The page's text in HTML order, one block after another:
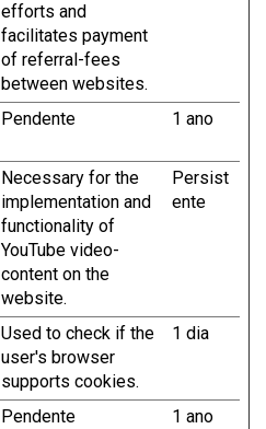
efforts and
facilitates payment
of referral-fees
between websites.
Pendente 1 ano
Necessary for the
implementation and
functionality of
YouTube video-
content on the
website.
Persist
ente
Used to check if the
user's browser
supports cookies.
1 dia
Pendente 1 ano